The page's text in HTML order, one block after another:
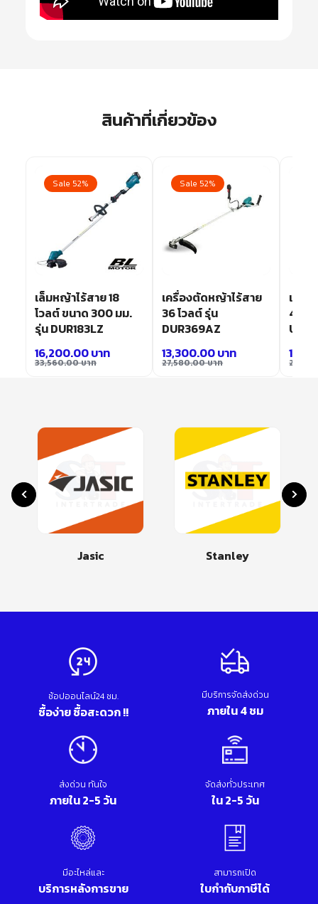
สินค้าที่เกี่ยวข้อง
Sale 52%
เล็มหญ้าไร้สาย 18
โวลต์ ขนาด 300 มม.
รุ่น DUR183LZ
33,560.00บาท
16,200.00บาท
Sale 52%
เครื่องตัดหญ้าไร้สาย
36 โวลต์ รุ่น
DUR369AZ
27,580.00บาท
13,300.00บาท
เครื่
40 โ
Jasic Stanley
ช้อปออนไลน์24 ชม.
ซื้อง่าย ซื้อสะดวก !!
มีบริการจัดส่งด่วน
ภายใน 4 ชม
ส่งด่วน ทันใจ
ภายใน 2-5 วัน
จัดส่งทั่วประเทศ
ใน 2-5 วัน
มีอะไหล่และ
บริการหลังการขาย
สามารถเปิด
ใบกำกับภาษีได้